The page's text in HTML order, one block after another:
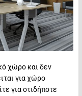
χώρο και δεν
για χώρο
για οτιδήποτε